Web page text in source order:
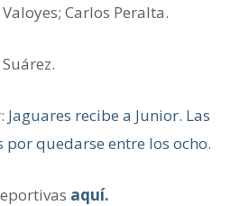
Carlos Peralta.
Jaguares recibe a Junior. Las
quedarse entre los ocho.
aquí.